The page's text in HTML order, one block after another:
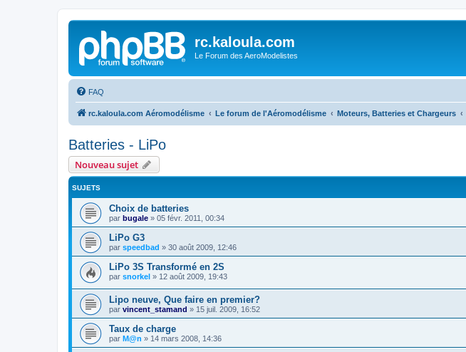
rc.kaloula.com
Le Forum des AeroModelistes
FAQ
rc.kaloula.com Aéromodélisme Le forum de l'Aéromodélisme Moteurs, Batteries et Chargeurs
Batteries - LiPo
Nouveau sujet
SUJETS
Choix de batteries
par bugale » 05 févr. 2011, 00:34
LiPo G3
par speedbad » 30 août 2009, 12:46
LiPo 3S Transformé en 2S
par snorkel » 12 août 2009, 19:43
Lipo neuve, Que faire en premier?
par vincent_stamand » 15 juil. 2009, 16:52
Taux de charge
par M@n » 14 mars 2008, 14:36